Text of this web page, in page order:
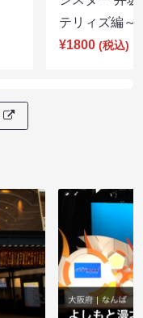
テリィズ編
¥1800 (税込)